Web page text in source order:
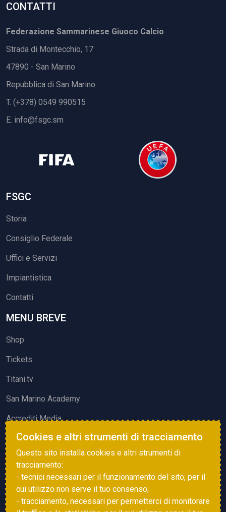
CONTATTI
Federazione Sammarinese Giuoco Calcio
Strada di Montecchio, 17
47890 - San Marino
Repubblica di San Marino
T. (+378) 0549 990515
E. info@fsgc.sm
FSGC
Storia
Consiglio Federale
Uffici e Servizi
Impiantistica
Contatti
MENU BREVE
Shop
Tickets
Titani.tv
San Marino Academy
Accrediti Media
ATTIVITÀ ED EVENTI
Squadre di Calcio
Associazione Sammarinese Arbitri
Vota gol e parata
Cookies e altri strumenti di tracciamento
Questo sito installa cookies e altri strumenti di
tracciamento:
- tecnici necessari per il funzionamento del sito, per il
cui utilizzo non serve il tuo consenso;
- tracciamento, necessari per permetterci di monitorare